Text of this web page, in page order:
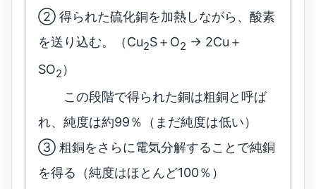
② 得られた硫化銅を加熱しながら、酸素
を送り込む。（Cu2S＋O2 → 2Cu＋
SO2 ）
この段階で得られた銅は粗銅と呼ば
れ、純度は約99％（まだ純度は低い）
③ 粗銅をさらに電気分解することで純銅
を得る（純度はほとんど100％）